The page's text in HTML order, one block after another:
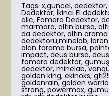
Tags: x,güncel, dedektör,
Dedektör, İkinci El
elic, Fomara Dedektör,
marmara, altın bursa,
da dedektör, altın
dedektörü,minelab,
alan tarama bursa,
impact, deus bursa,
fomara dedektör,
dedektör, minelab,
golden king, ekinoks,
goldenrain, golden
strong, powermax,